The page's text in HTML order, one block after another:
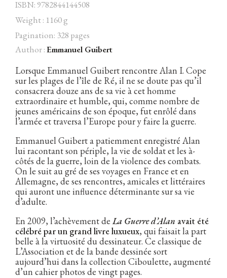
Facebook Instagram Twitter
ISBN: 9782844144508
Weight : 1160 g
Pagination: 328 pages
Author :Emmanuel Guibert
Lorsque Emmanuel Guibert rencontre Alan I. Cope
sur les plages de l’île de Ré, il ne se doute pas qu’il
consacrera douze ans de sa vie à cet homme
extraordinaire et humble, qui, comme nombre de
jeunes américains de son époque, fut enrôlé dans
l’armée et traversa l’Europe pour y faire la guerre.
Emmanuel Guibert a patiemment enregistré Alan
lui racontant son périple, la vie de soldat et les à-
côtés de la guerre, loin de la violence des combats.
On le suit au gré de ses voyages en France et en
Allemagne, de ses rencontres, amicales et littéraires
qui auront une influence déterminante sur sa vie
d’adulte.
En 2009, l’achèvement deLa Guerre d’Alan avait été
célébré par un grand livre luxueux, qui faisait la part
belle à la virtuosité du dessinateur. Ce classique de
L’Association et de la bande dessinée sort
aujourd’hui dans la collection Ciboulette, augmenté
d’un cahier photos de vingt pages.